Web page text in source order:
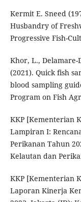
Kermit E. Sneed
Husbandry of
Progressive Fish-
Khor, L., Delamare-
(2021). Quick fish
blood sampling
Program on Fish
KKP [Kementerian
Lampiran I:
Perikanan Tahun
Kelautan dan
KKP [Kementerian
Laporan Kinerja